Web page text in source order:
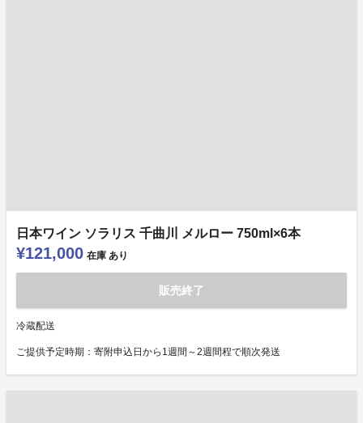
日本ワイン ソラリス 千曲川 メルロー 750ml×6本
¥121,000 在庫 あり
販売終了
冷蔵配送
ご提供予定時期：寄附申込日から1週間～2週間程で順次発送